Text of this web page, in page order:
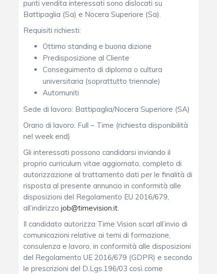
punti vendita interessati sono dislocati su
Battipaglia (Sa) e Nocera Superiore (Sa).
Requisiti richiesti:
Ottimo standing e buona dizione
Predisposizione al Cliente
Conseguimento di diploma o cultura
universitaria (soprattutto triennale)
Automuniti
Sede di lavoro: Battipaglia/Nocera Superiore (SA)
Orario di lavoro: Full – Time (richiesta disponibilità
nel week end)
Gli interessati possono candidarsi inviando il
proprio curriculum vitae aggiornato, completo di
autorizzazione al trattamento dati per le finalità di
risposta al presente annuncio in conformità alle
disposizioni del Regolamento EU 2016/679,
all’indirizzojob@timevision.it.
Il candidato autorizza Time Vision scarl all’invio di
comunicazioni relative ai temi di formazione,
consulenza e lavoro, in conformità alle disposizioni
del Regolamento UE 2016/679 (GDPR) e secondo
le prescrizioni del D.Lgs.196/03 così come